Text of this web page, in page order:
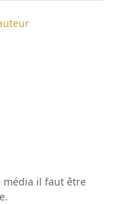
média il faut être